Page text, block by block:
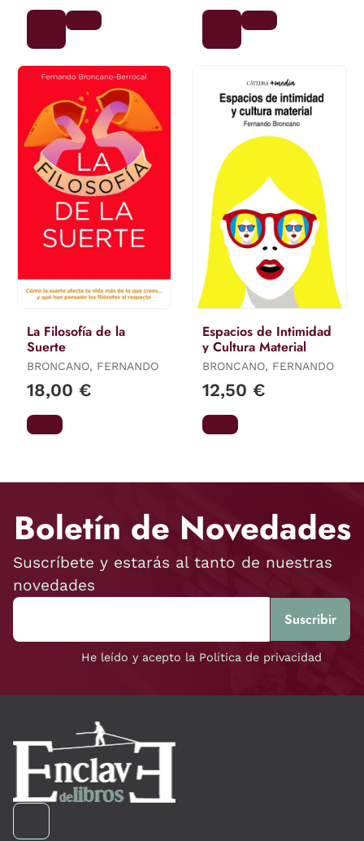
La Filosofía de la
Suerte
BRONCANO, FERNANDO
18,00 €
Espacios de Intimidad
y Cultura Material
BRONCANO, FERNANDO
12,50 €
Boletín de Novedades
Suscríbete y estarás al tanto de nuestras
novedades
He leído y acepto la Política de privacidad